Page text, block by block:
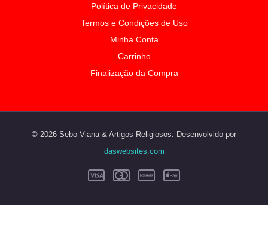
Política de Privacidade
Termos e Condições de Uso
Minha Conta
Carrinho
Finalização da Compra
© 2026 Sebo Viana & Artigos Religiosos. Desenvolvido por
daswebsites.com